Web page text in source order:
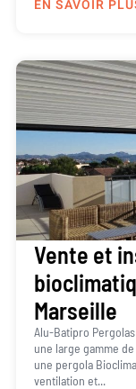
EN SAVOIR
Vente et
Marseille
Alu-Batipro Pergolas
une large gamme
une pergola
ventilation et...